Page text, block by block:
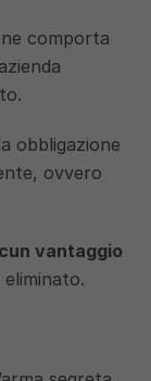
comporta
obbligazione
ovvero
vantaggio